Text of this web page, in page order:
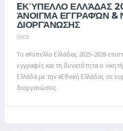
EΚΎΠΕΛΛΟ ΕΛΛΆΔΑΣ
ΆΝΟΙΓΜΑ ΕΓΓΡΑΦΏΝ
ΔΙΟΡΓΆΝΩΣΗΣ
01/03
Το eΚύπελλο Ελλάδας 2025–2026
εγγραφές και τη δυνατότητα ο
Ελλάδα με την eΕθνική Ελλάδας σε
διοργανώσεις.